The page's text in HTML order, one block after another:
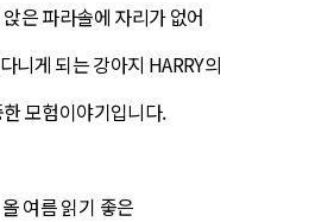
은 파라솔에 자리가 없어
니게 되는 강아지 HARRY의
모험이야기입니다.
올 여름 읽기 좋은